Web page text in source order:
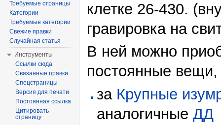
клетке 26-430.
гравировка на
В ней можно
постоянные вещи,
за Крупные
аналогичныеДД
Требуемые страницы
Категории
Требуемые категории
Свежие правки
Случайная статья
Инструменты
Ссылки сюда
Связанные правки
Спецстраницы
Версия для печати
Постоянная ссылка
Цитировать
страницу